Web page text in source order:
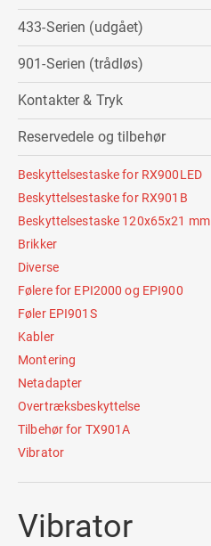
433-Serien (udgået)
901-Serien (trådløs)
Kontakter & Tryk
Reservedele og tilbehør
Beskyttelsestaske for RX900LED
Beskyttelsestaske for RX901B
Beskyttelsestaske 120x65x21 mm
Brikker
Diverse
Følere for EPI2000 og EPI900
Føler EPI901S
Kabler
Montering
Netadapter
Overtræksbeskyttelse
Tilbehør for TX901A
Vibrator
Vibrator